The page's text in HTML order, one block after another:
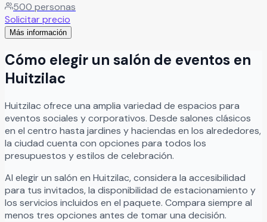
natural y elegante. Con capacidad para más de 500
personas, este amplio recinto combina comodidad,
funcionalidad y una espectacular iluminación natural
versátiles ideales para bodas, XV años, graduaciones,
eventos sociales, conferencias y eventos corporativos.
Leer más
500 personas
Solicitar precio
Más información
Cómo elegir un salón de eventos en
Huitzilac
Huitzilac ofrece una amplia variedad de espacios para
eventos sociales y corporativos. Desde salones clásicos
en el centro hasta jardines y haciendas en los alrededores,
la ciudad cuenta con opciones para todos los
presupuestos y estilos de celebración.
Al elegir un salón en Huitzilac, considera la accesibilidad
para tus invitados, la disponibilidad de estacionamiento y
los servicios incluidos en el paquete. Compara siempre al
menos tres opciones antes de tomar una decisión.